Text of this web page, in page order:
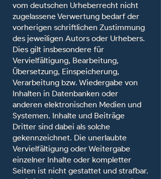
vom deutschen Urheberrecht nicht
zugelassene Verwertung bedarf der
vorherigen schriftlichen Zustimmung
des jeweiligen Autors oder Urhebers.
Dies gilt insbesondere für
Vervielfältigung, Bearbeitung,
Übersetzung, Einspeicherung,
Verarbeitung bzw. Wiedergabe von
Inhalten in Datenbanken oder
anderen elektronischen Medien und
Systemen. Inhalte und Beiträge
Dritter sind dabei als solche
gekennzeichnet. Die unerlaubte
Vervielfältigung oder Weitergabe
einzelner Inhalte oder kompletter
Seiten ist nicht gestattet und strafbar.